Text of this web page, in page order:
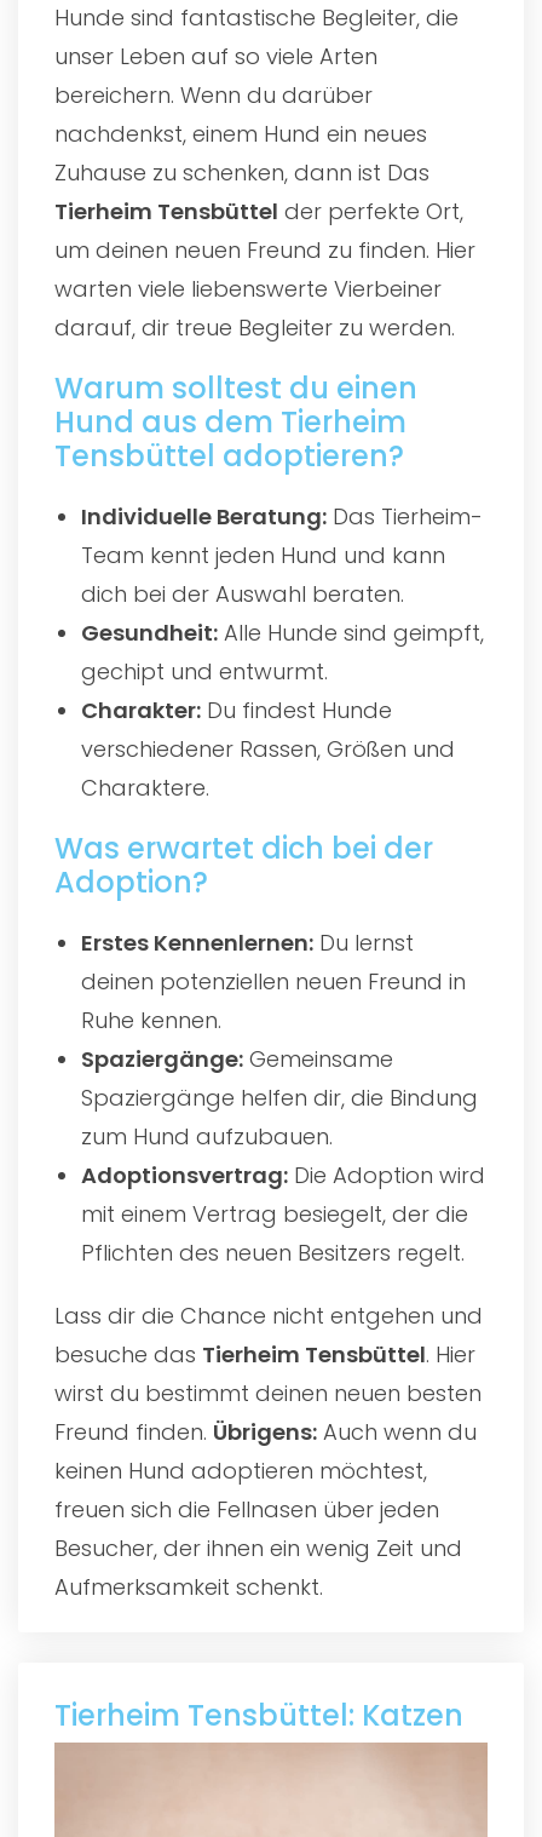
Hunde sind fantastische Begleiter, die
unser Leben auf so viele Arten
bereichern. Wenn du darüber
nachdenkst, einem Hund ein neues
Zuhause zu schenken, dann ist Das
Tierheim Tensbüttel der perfekte Ort,
um deinen neuen Freund zu finden. Hier
warten viele liebenswerte Vierbeiner
darauf, dir treue Begleiter zu werden.
Warum solltest du einen
Hund aus dem Tierheim
Tensbüttel adoptieren?
Individuelle Beratung: Das Tierheim-
Team kennt jeden Hund und kann
dich bei der Auswahl beraten.
Gesundheit: Alle Hunde sind geimpft,
gechipt und entwurmt.
Charakter: Du findest Hunde
verschiedener Rassen, Größen und
Charaktere.
Was erwartet dich bei der
Adoption?
Erstes Kennenlernen: Du lernst
deinen potenziellen neuen Freund in
Ruhe kennen.
Spaziergänge: Gemeinsame
Spaziergänge helfen dir, die Bindung
zum Hund aufzubauen.
Adoptionsvertrag: Die Adoption wird
mit einem Vertrag besiegelt, der die
Pflichten des neuen Besitzers regelt.
Lass dir die Chance nicht entgehen und
besuche das Tierheim Tensbüttel. Hier
wirst du bestimmt deinen neuen besten
Freund finden. Übrigens: Auch wenn du
keinen Hund adoptieren möchtest,
freuen sich die Fellnasen über jeden
Besucher, der ihnen ein wenig Zeit und
Aufmerksamkeit schenkt.
Tierheim Tensbüttel: Katzen